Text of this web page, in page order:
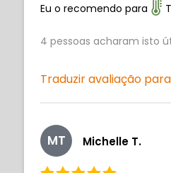
Eu o recomendo para
4 pessoas acharam isto
Traduzir avaliação
MT Michelle T.